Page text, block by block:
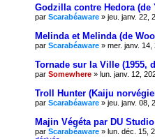
Godzilla contre Hedora (de
par Scarabéaware » jeu. janv. 22,
Melinda et Melinda (de
par Scarabéaware » mer. janv. 14,
Tornade sur la Ville (1955,
par Somewhere » lun. janv. 12,
Troll Hunter (Kaiju
par Scarabéaware » jeu. janv. 08,
Majin Végéta par DU Studio
par Scarabéaware » lun. déc. 15,